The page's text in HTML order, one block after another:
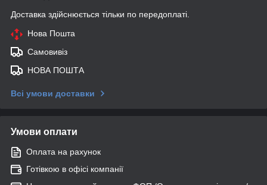
Доставка здійснюється тільки по передоплаті.
Нова Пошта
Самовивіз
НОВА ПОШТА
Всі умови доставки
Умови оплати
Оплата на рахунок
Готівкою в офісі компанії